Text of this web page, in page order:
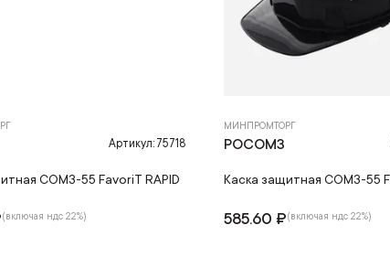
Артикул: 75718
СОМЗ-55 FavoriT RAPID
(включая ндс 22%)
МИНПРОМТОРГ
РОСОМЗ
Каска защитная СОМЗ-55
585.60 ₽(включая ндс 22%)